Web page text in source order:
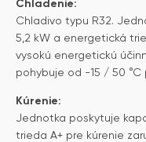
Chladenie:
Chladivo typu R32.
5,2 kW a energetická
vysokú energetickú
pohybuje od -15 / 50 °C
Kúrenie:
Jednotka poskytuje
trieda A+ pre kúrenie